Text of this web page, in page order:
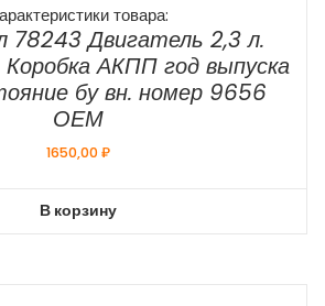
товара:
78243 Двигатель 2,3 л.
Коробка АКПП год выпуска
бу вн. номер 9656
ОЕМ
1650,00₽
В корзину